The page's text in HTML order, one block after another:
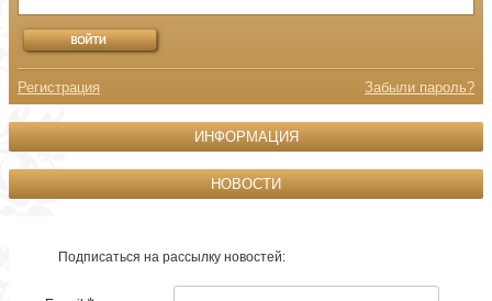
Регистрация Забыли пароль?
ИНФОРМАЦИЯ
НОВОСТИ
Подписаться на рассылку новостей: